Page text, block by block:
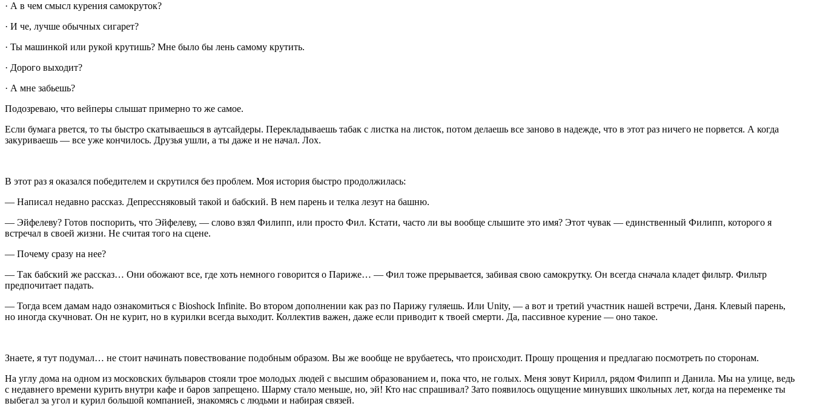
· А в чем смысл курения самокруток?
· И че, лучше обычных сигарет?
· Ты машинкой или рукой крутишь? Мне было бы лень самому крутить.
· Дорого выходит?
· А мне забьешь?
Подозреваю, что вейперы слышат примерно то же самое.
Если бумага рвется, то ты быстро скатываешься в аутсайдеры. Перекладываешь табак с листка на листок, потом делаешь все заново в надежде, что в этот раз ничего не порвется. А когда
закуриваешь — все уже кончилось. Друзья ушли, а ты даже и не начал. Лох.
В этот раз я оказался победителем и скрутился без проблем. Моя история быстро продолжилась:
— Написал недавно рассказ. Депрессняковый такой и бабский. В нем парень и телка лезут на башню.
— Эйфелеву? Готов поспорить, что Эйфелеву, — слово взял Филипп, или просто Фил. Кстати, часто ли вы вообще слышите это имя? Этот чувак — единственный Филипп, которого я
встречал в своей жизни. Не считая того на сцене.
— Почему сразу на нее?
— Так бабский же рассказ… Они обожают все, где хоть немного говорится о Париже… — Фил тоже прерывается, забивая свою самокрутку. Он всегда сначала кладет фильтр. Фильтр
предпочитает падать.
— Тогда всем дамам надо ознакомиться с Bioshock Infinite. Во втором дополнении как раз по Парижу гуляешь. Или Unity, — а вот и третий участник нашей встречи, Даня. Клевый парень,
но иногда скучноват. Он не курит, но в курилки всегда выходит. Коллектив важен, даже если приводит к твоей смерти. Да, пассивное курение — оно такое.
Знаете, я тут подумал… не стоит начинать повествование подобным образом. Вы же вообще не врубаетесь, что происходит. Прошу прощения и предлагаю посмотреть по сторонам.
На углу дома на одном из московских бульваров стояли трое молодых людей с высшим образованием и, пока что, не голых. Меня зовут Кирилл, рядом Филипп и Данила. Мы на улице, ведь
с недавнего времени курить внутри кафе и баров запрещено. Шарму стало меньше, но, эй! Кто нас спрашивал? Зато появилось ощущение минувших школьных лет, когда на переменке ты
выбегал за угол и курил большой компанией, знакомясь с людьми и набирая связей.